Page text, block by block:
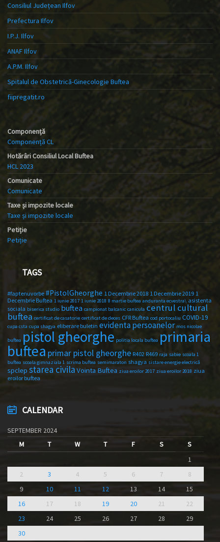
Consiliul Județean Ilfov
Prefectura Ilfov
I.P.J. Ilfov
ANAF Ilfov
A.P.M. Ilfov
Spitalul de Obstetrică-Ginecologie Buftea
fiipregatit.ro
Componență
Componență CL
Hotărâri Consiliul Local Buftea
HCL 2023
Comunicate
Comunicate
Taxe și impozite locale
Taxe și impozite locale
Petiție
Petiție
TAGS
#faptenuvorbe #PistolGheorghe 1 Decembrie 2018 1 Decembrie 2019 1
Decembrie Buftea 1 iunie 2017 1 iunie 2018 8 martie buftea anduranta ecvestra\ asistenta
sociala biserica studio buftea campionat balcanic canicula centrul cultural
buftea certificat de casatorie certificat de deces CFR Buftea cod portocaliu COVID-19
cupa csta cupa shagya eliberare buletin evidenta persoanelor mos nicolae
buftea pistol gheorghe politia locala buftea primaria
buftea primar pistol gheorghe R402 R469 raja sabie scoala 1
buftea scoala gimnaziala 1 scrima buftea semimaraton shagya sistare energie electrică
spclep starea civila Vointa Buftea ziua eroilor 2017 ziua eroilor 2018 ziua
eroilor buftea
CALENDAR
SEPTEMBER 2024
M
T W T F S
S
1
2
3 4 5 6 7
8
9
10 11 12 13 14
15
16
17 18 19 20 21
22
23
24 25 26 27 28
29
30